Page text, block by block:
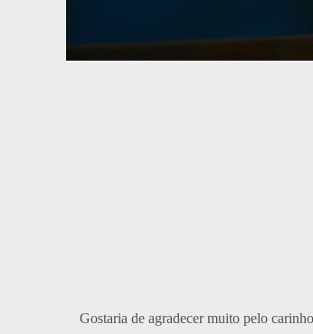
Gostaria de agradecer muito pelo